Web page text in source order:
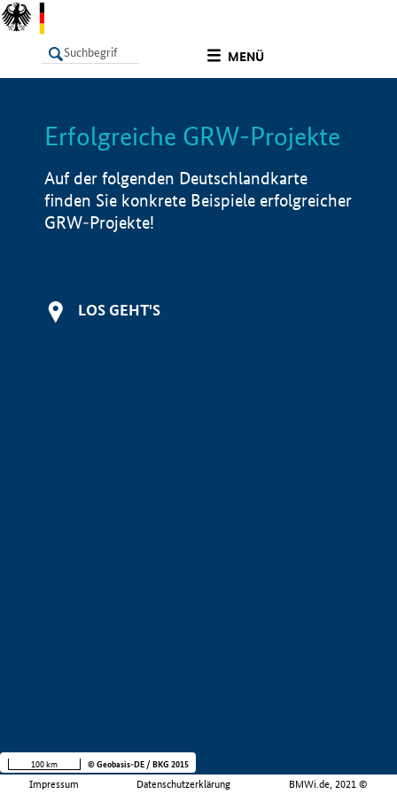
MENÜ
LISTE Info
Erfolgreiche GRW-Projekte
Auf der folgenden Deutschlandkarte
finden Sie konkrete Beispiele erfolgreicher
GRW-Projekte!
LOS GEHT'S
Impressum Datenschutzerklärung BMWi.de, 2021 ©
100 km © Geobasis-DE / BKG 2015